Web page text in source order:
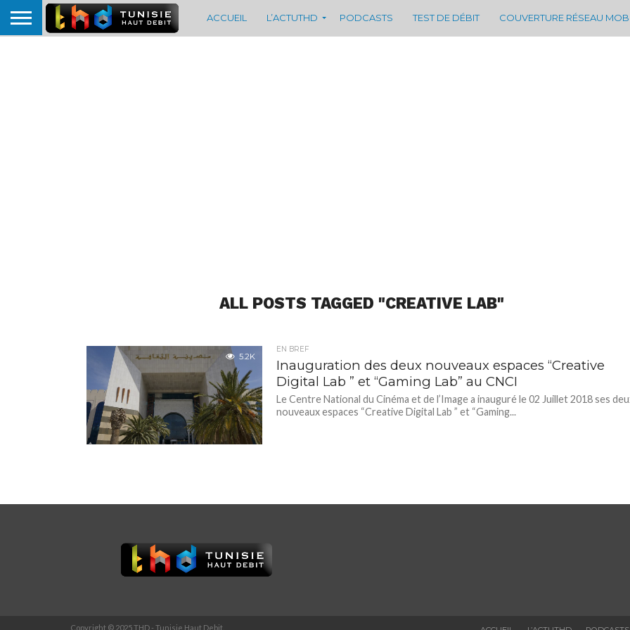
ACCUEIL L’ACTUTHD PODCASTS TEST DE DÉBIT COUVERTURE RÉSEAU
ALL POSTS TAGGED "CREATIVE LAB"
5.2K
EN BREF
Inauguration des deux nouveaux espaces “Creative
Digital Lab ” et “Gaming Lab” au CNCI
Le Centre National du Cinéma et de l’Image a inauguré le 02 Juillet 2018 ses
nouveaux espaces “Creative Digital Lab ” et “Gaming...
Copyright © 2025 THD - Tunisie Haut Debit.